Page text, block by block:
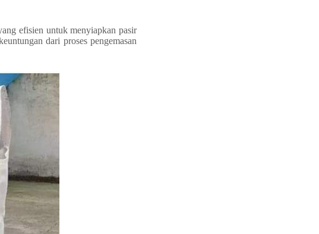
efisien untuk menyiapkan pasir
dari proses pengemasan